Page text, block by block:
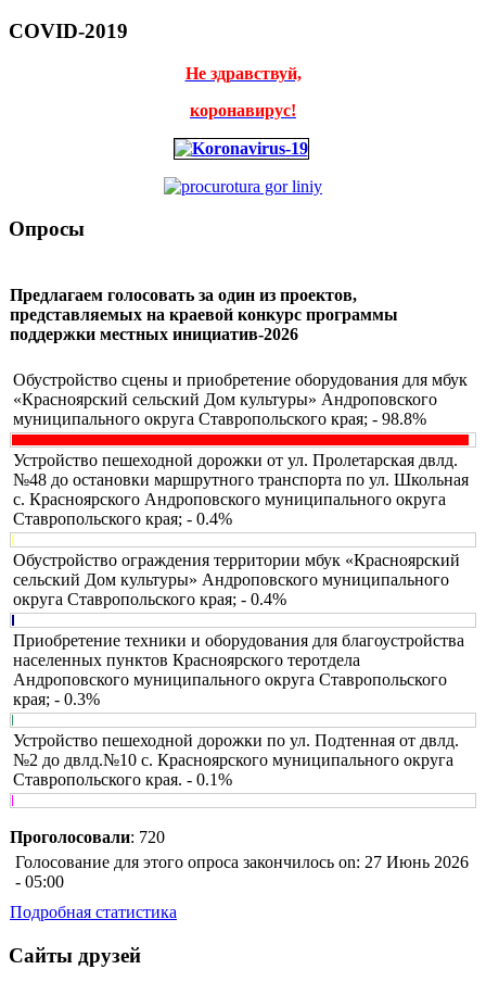
COVID-2019
Не здравствуй,
коронавирус!
Опросы
Предлагаем голосовать за один из проектов,
представляемых на краевой конкурс программы
поддержки местных инициатив-2026
Обустройство сцены и приобретение оборудования для мбук
«Красноярский сельский Дом культуры» Андроповского
муниципального округа Ставропольского края; - 98.8%
Устройство пешеходной дорожки от ул. Пролетарская двлд.
№48 до остановки маршрутного транспорта по ул. Школьная
с. Красноярского Андроповского муниципального округа
Ставропольского края; - 0.4%
Обустройство ограждения территории мбук «Красноярский
сельский Дом культуры» Андроповского муниципального
округа Ставропольского края; - 0.4%
Приобретение техники и оборудования для благоустройства
населенных пунктов Красноярского теротдела
Андроповского муниципального округа Ставропольского
края; - 0.3%
Устройство пешеходной дорожки по ул. Подтенная от двлд.
№2 до двлд.№10 с. Красноярского муниципального округа
Ставропольского края. - 0.1%
Проголосовали: 720
Голосование для этого опроса закончилось on: 27 Июнь 2026
- 05:00
Подробная статистика
Сайты друзей